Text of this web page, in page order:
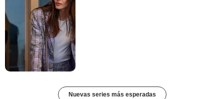
Nuevas series más esperadas